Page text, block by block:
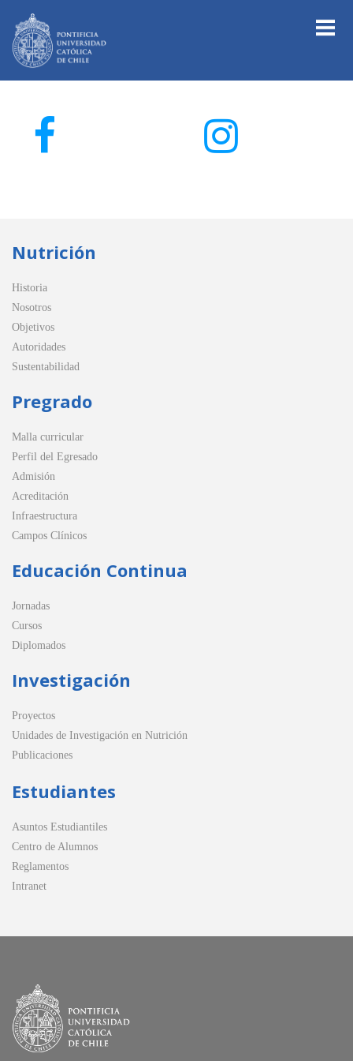
Nutrición
Historia
Nosotros
Objetivos
Autoridades
Sustentabilidad
Pregrado
Malla curricular
Perfil del Egresado
Admisión
Acreditación
Infraestructura
Campos Clínicos
Educación Continua
Jornadas
Cursos
Diplomados
Investigación
Proyectos
Unidades de Investigación en Nutrición
Publicaciones
Estudiantes
Asuntos Estudiantiles
Centro de Alumnos
Reglamentos
Intranet